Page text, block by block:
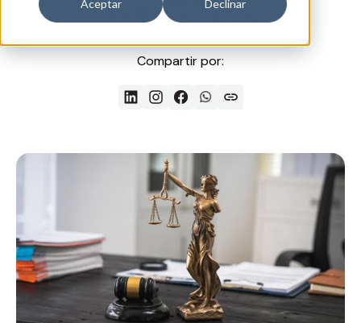
Aceptar Declinar
10/10/2025 4 min de lectura
Compartir por: